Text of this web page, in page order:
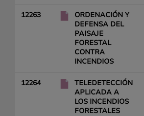
12263
ORDENACIÓN Y
DEFENSA DEL
PAISAJE
FORESTAL
CONTRA
INCENDIOS
12264
TELEDETECCIÓN
APLICADA A
LOS INCENDIOS
FORESTALES